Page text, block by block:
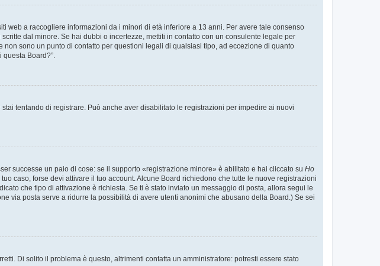
web a raccogliere informazioni da i minori di età inferiore a 13 anni. Per avere tale consenso
dal minore. Se hai dubbi o incertezze, mettiti in contatto con un consulente legale per
sono un punto di contatto per questioni legali di qualsiasi tipo, ad eccezione di quanto
Board?”.
tentando di registrare. Può anche aver disabilitato le registrazioni per impedire ai nuovi
successe un paio di cose: se il supporto «registrazione minore» è abilitato e hai cliccato su Ho
caso, forse devi attivare il tuo account. Alcune Board richiedono che tutte le nuove registrazioni
che tipo di attivazione è richiesta. Se ti è stato inviato un messaggio di posta, allora segui le
via posta serve a ridurre la possibilità di avere utenti anonimi che abusano della Board.) Se sei
Di solito il problema è questo, altrimenti contatta un amministratore: potresti essere stato